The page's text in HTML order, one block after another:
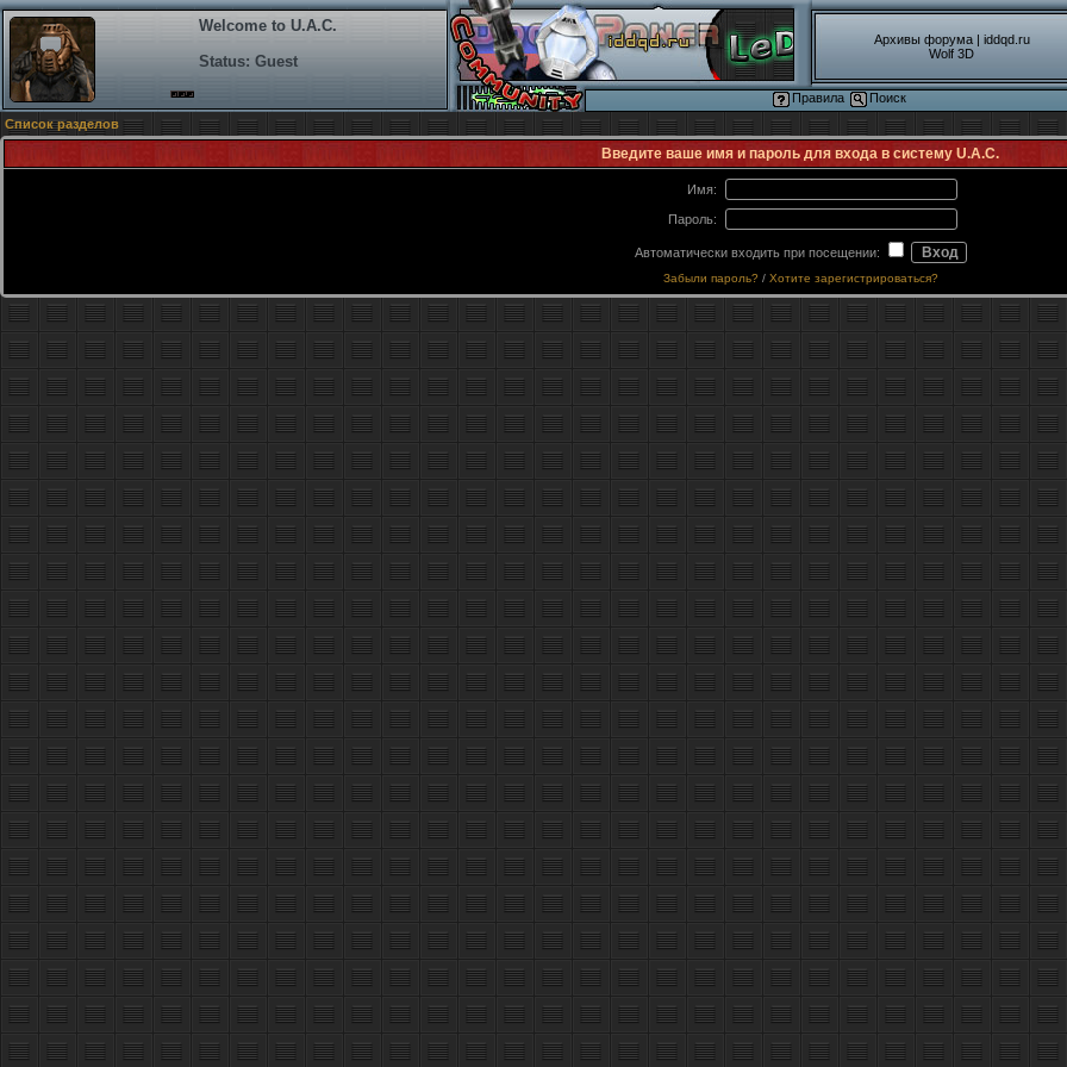
Welcome to U.A.C.
Status: Guest
Архивы форума| iddqd.ru
Wolf 3D
Правила
Поиск
Список разделов
Введите ваше имя и пароль для входа в систему U.A.C.
Имя:
Пароль:
Автоматически входить при посещении:
Забыли пароль? / Хотите зарегистрироваться?